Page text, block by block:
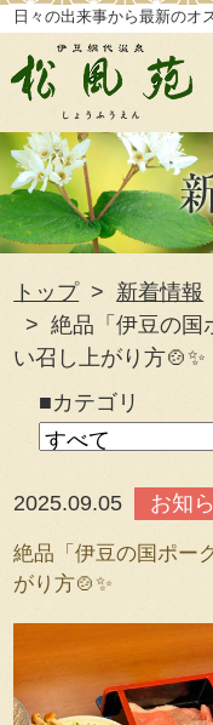
日々の出来事から最新のオ
トップ
新着情報
絶品「伊豆の国
い召し上がり方🍲✨
■カテゴリ
2025.09.05 お知
絶品「伊豆の国ポー
がり方🍲✨